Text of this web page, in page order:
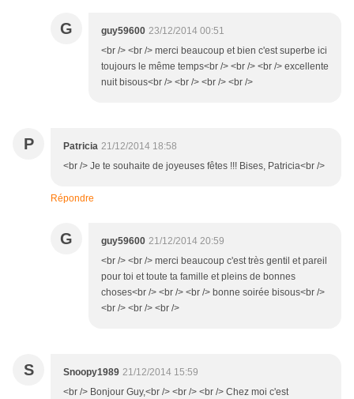
G guy59600 23/12/2014 00:51
<br /> <br /> merci beaucoup et bien c'est superbe ici
toujours le même temps<br /> <br /> <br /> excellente
nuit bisous<br /> <br /> <br /> <br />
P Patricia 21/12/2014 18:58
<br /> Je te souhaite de joyeuses fêtes !!! Bises, Patricia<br />
Répondre
G guy59600 21/12/2014 20:59
<br /> <br /> merci beaucoup c'est très gentil et pareil
pour toi et toute ta famille et pleins de bonnes
choses<br /> <br /> <br /> bonne soirée bisous<br />
<br /> <br /> <br />
S Snoopy1989 21/12/2014 15:59
<br /> Bonjour Guy,<br /> <br /> <br /> Chez moi c'est